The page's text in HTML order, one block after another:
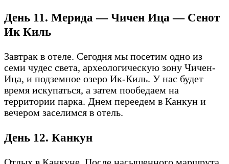
День 11. Мерида — Чичен Ица — Сенот
Ик Киль
Завтрак в отеле. Сегодня мы посетим одно из
семи чудес света, археологическую зону Чичен-
Ица, и подземное озеро Ик-Киль. У нас будет
время искупаться, а затем пообедаем на
территории парка. Днем переедем в Канкун и
вечером заселимся в отель.
День 12. Канкун